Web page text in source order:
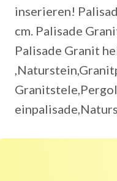
inserieren!
cm. Palisade
Palisade Granit